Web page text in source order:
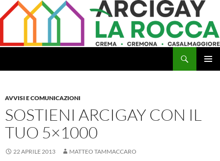
al
AVVISI E COMUNICAZIONI
SOSTIENI ARCIGAY CON IL
TUO 5×1000
22 APRILE 2013 MATTEO TAMMACCARO